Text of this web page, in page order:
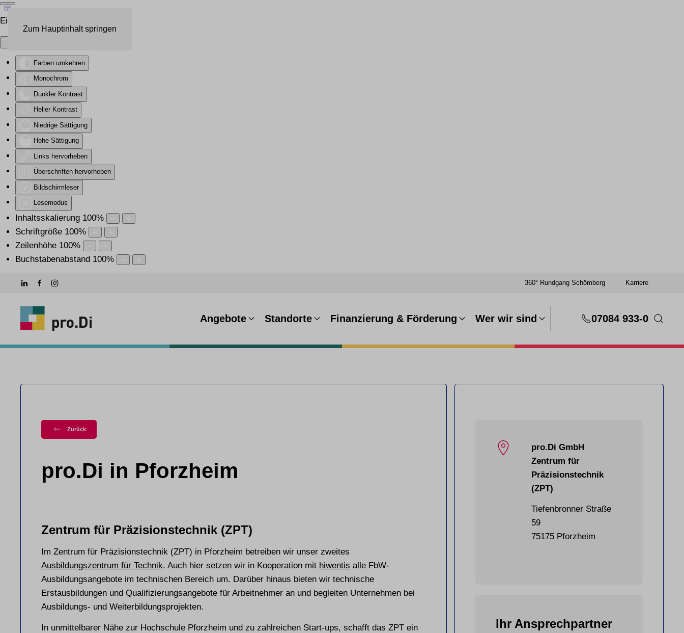
Eingabehilfen öffnen
Farben umkehren
Monochrom
Dunkler Kontrast
Heller Kontrast
Niedrige Sättigung
Hohe Sättigung
Links hervorheben
Überschriften hervorheben
Bildschirmleser
Lesemodus
Inhaltsskalierung 100%
Schriftgröße 100%
Zeilenhöhe 100%
Buchstabenabstand 100%
Zum Hauptinhalt springen
360° Rundgang Schömberg Karriere
Angebote Standorte Finanzierung & Förderung Wer wir sind 07084 933-0
Zurück
pro.Di in Pforzheim
Zentrum für Präzisionstechnik (ZPT)
Im Zentrum für Präzisionstechnik (ZPT) in Pforzheim betreiben wir unser zweites
Ausbildungszentrum für Technik. Auch hier setzen wir in Kooperation mit hiwentis alle FbW-
Ausbildungsangebote im technischen Bereich um. Darüber hinaus bieten wir technische
Erstausbildungen und Qualifizierungsangebote für Arbeitnehmer an und begleiten Unternehmen bei
Ausbildungs- und Weiterbildungsprojekten.
In unmittelbarer Nähe zur Hochschule Pforzheim und zu zahlreichen Start-ups, schafft das ZPT ein
pro.Di GmbH
Zentrum für
Präzisionstechnik
(ZPT)
Tiefenbronner Straße
59
75175 Pforzheim
Ihr Ansprechpartner